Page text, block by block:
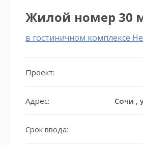
Жилой номер 30
в гостиничном комплексе
Проект:
Адрес: Сочи ,
Срок ввода: